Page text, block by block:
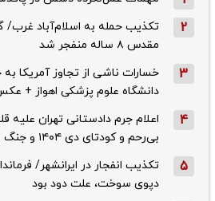
2
تکذیب حمله به اسلام‌آباد غرب/
مقدس ۸ ساله منفجر شد
3
خسارات ناشی از تجاوز آمریکا به
دانشگاه علوم پزشکی اهواز +
4
اعلام جرم دادستانی تهران علیه
بی‌رحم و کودتای دی‌ ۱۴۰۴ و جنگ رمضان
5
تکذیب ‌انفجار در ایرانشهر/
دپوی سوخت، علت دود بود